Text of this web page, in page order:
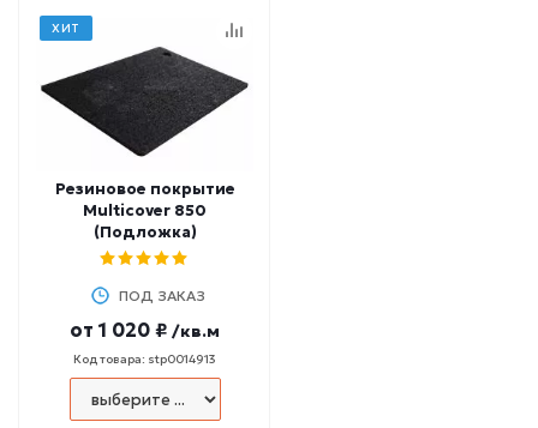
ХИТ
Резиновое покрытие
Multicover 850
(Подложка)
ПОД ЗАКАЗ
от 1 020 ₽ /кв.м
Код товара: stp0014913